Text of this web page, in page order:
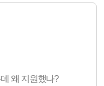
왜 지원했나?